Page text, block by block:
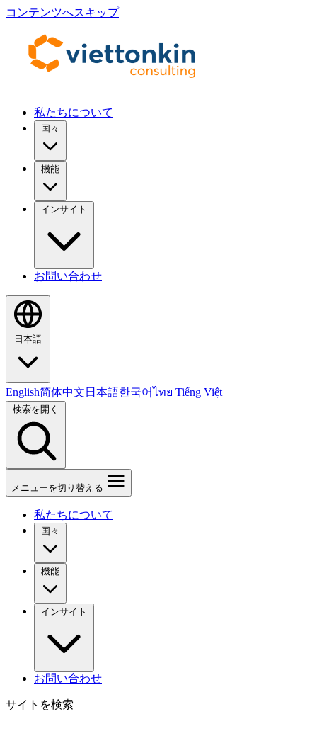
コンテンツへスキップ
私たちについて
国々
機能
インサイト
お問い合わせ
日本語
English简体中文 日本語한국어ไทย Tiếng Việt
検索を開く
メニューを切り替える
私たちについて
国々
機能
インサイト
お問い合わせ
サイトを検索